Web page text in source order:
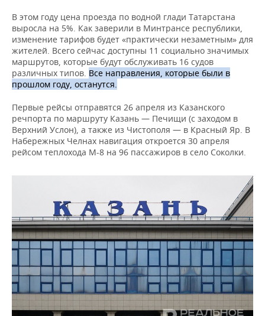
В этом году цена проезда по водной глади Татарстана
выросла на 5%. Как заверили в Минтрансе республики,
изменение тарифов будет «практически незаметным» для
жителей. Всего сейчас доступны 11 социально значимых
маршрутов, которые будут обслуживать 16 судов
различных типов. Все направления, которые были в
прошлом году, останутся.
Первые рейсы отправятся 26 апреля из Казанского
речпорта по маршруту Казань — Печищи (с заходом в
Верхний Услон), а также из Чистополя — в Красный Яр. В
Набережных Челнах навигация откроется 30 апреля
рейсом теплохода М-8 на 96 пассажиров в село Соколки.